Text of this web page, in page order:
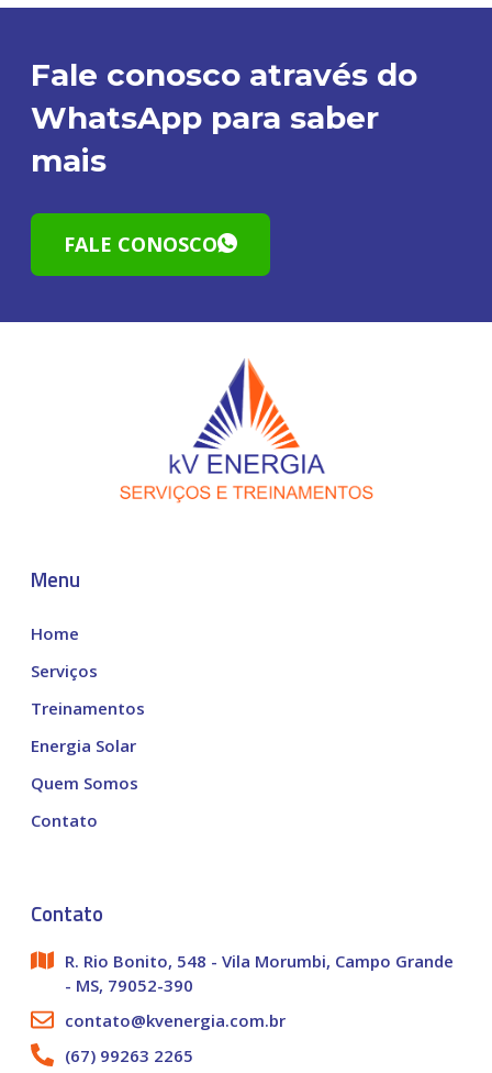
Fale conosco através do
WhatsApp para saber
mais
FALE CONOSCO
Menu
Home
Serviços
Treinamentos
Energia Solar
Quem Somos
Contato
Contato
R. Rio Bonito, 548 - Vila Morumbi, Campo Grande
- MS, 79052-390
contato@kvenergia.com.br
(67) 99263 2265